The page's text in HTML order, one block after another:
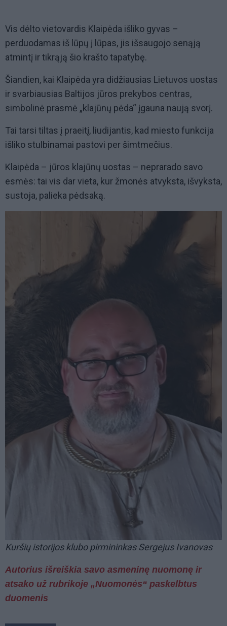
Vis dėlto vietovardis Klaipėda išliko gyvas –
perduodamas iš lūpų į lūpas, jis išsaugojo senąją
atmintį ir tikrąją šio krašto tapatybę.
Šiandien, kai Klaipėda yra didžiausias Lietuvos uostas
ir svarbiausias Baltijos jūros prekybos centras,
simbolinė prasmė „klajūnų pėda“ įgauna naują svorį.
Tai tarsi tiltas į praeitį, liudijantis, kad miesto funkcija
išliko stulbinamai pastovi per šimtmečius.
Klaipėda – jūros klajūnų uostas – neprarado savo
esmės: tai vis dar vieta, kur žmonės atvyksta, išvyksta,
sustoja, palieka pėdsaką.
Kuršių istorijos klubo pirmininkas Sergejus Ivanovas
Autorius išreiškia savo asmeninę nuomonę ir
atsako už rubrikoje „Nuomonės“ paskelbtus
duomenis